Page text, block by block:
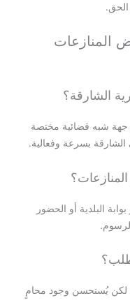
الحق.
المنازعات
الشارقة؟
جهة شبه قضائية مختصة
بسرعة وفعالية.
البلدية أو الحضور
لكن يُستحسن وجود محامٍ